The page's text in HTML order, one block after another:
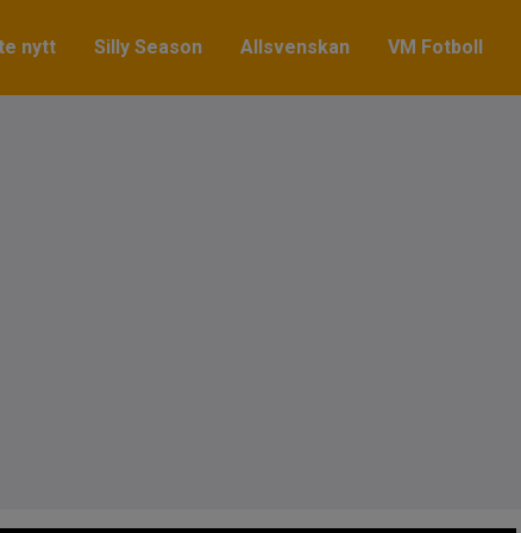
nytt Silly Season Allsvenskan VM Fotboll